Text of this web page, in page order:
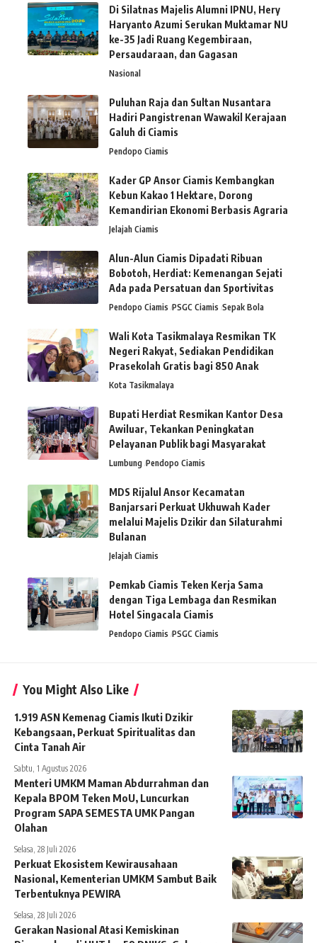
Di Silatnas Majelis Alumni IPNU, Hery
Haryanto Azumi Serukan Muktamar NU
ke-35 Jadi Ruang Kegembiraan,
Persaudaraan, dan Gagasan
Nasional
Puluhan Raja dan Sultan Nusantara
Hadiri Pangistrenan Wawakil Kerajaan
Galuh di Ciamis
Pendopo Ciamis
Kader GP Ansor Ciamis Kembangkan
Kebun Kakao 1 Hektare, Dorong
Kemandirian Ekonomi Berbasis Agraria
Jelajah Ciamis
Alun-Alun Ciamis Dipadati Ribuan
Bobotoh, Herdiat: Kemenangan Sejati
Ada pada Persatuan dan Sportivitas
Pendopo Ciamis PSGC Ciamis Sepak Bola
Wali Kota Tasikmalaya Resmikan TK
Negeri Rakyat, Sediakan Pendidikan
Prasekolah Gratis bagi 850 Anak
Kota Tasikmalaya
Bupati Herdiat Resmikan Kantor Desa
Awiluar, Tekankan Peningkatan
Pelayanan Publik bagi Masyarakat
Lumbung Pendopo Ciamis
MDS Rijalul Ansor Kecamatan
Banjarsari Perkuat Ukhuwah Kader
melalui Majelis Dzikir dan Silaturahmi
Bulanan
Jelajah Ciamis
Pemkab Ciamis Teken Kerja Sama
dengan Tiga Lembaga dan Resmikan
Hotel Singacala Ciamis
Pendopo Ciamis PSGC Ciamis
You Might Also Like
1.919 ASN Kemenag Ciamis Ikuti Dzikir
Kebangsaan, Perkuat Spiritualitas dan
Cinta Tanah Air
Sabtu, 1 Agustus 2026
Menteri UMKM Maman Abdurrahman dan
Kepala BPOM Teken MoU, Luncurkan
Program SAPA SEMESTA UMK Pangan
Olahan
Selasa, 28 Juli 2026
Perkuat Ekosistem Kewirausahaan
Nasional, Kementerian UMKM Sambut Baik
Terbentuknya PEWIRA
Selasa, 28 Juli 2026
Gerakan Nasional Atasi Kemiskinan